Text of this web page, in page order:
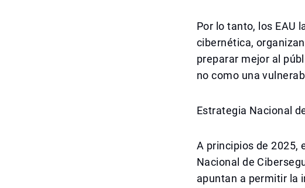
Por lo tanto, los EAU
cibernética,
preparar mejor al
no como una
Estrategia Nacional
A principios de 2025,
Nacional de
apuntan a permitir la